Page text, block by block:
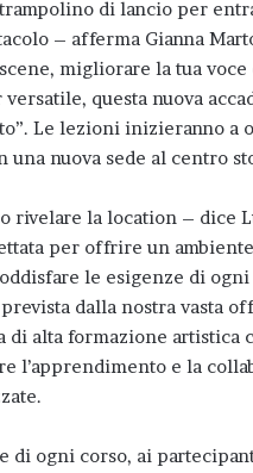
di lancio per
– afferma Gianna
migliorare la tua
questa nuova
Le lezioni inizieranno a
una nuova sede al centro
rivelare la location – dice
per offrire un
le esigenze di
dalla nostra vasta
di alta formazione artistica
l’apprendimento e la
di ogni corso, ai